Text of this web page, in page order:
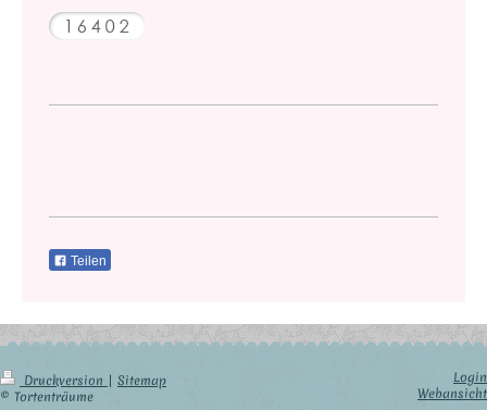
Teilen
Druckversion | Sitemap
© Tortenträume
Login
Webansicht